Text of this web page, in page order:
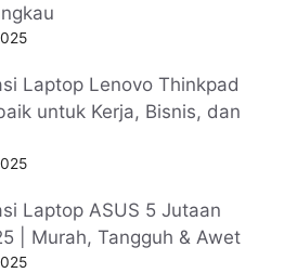
Laptop Lenovo Thinkpad
untuk Kerja, Bisnis, dan
Laptop ASUS 5 Jutaan
| Murah, Tangguh & Awet